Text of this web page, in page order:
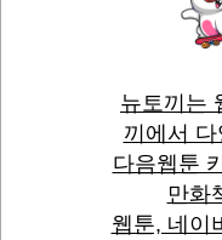
뉴토끼는
끼에서
다음웹툰
만화
웹툰, 네이